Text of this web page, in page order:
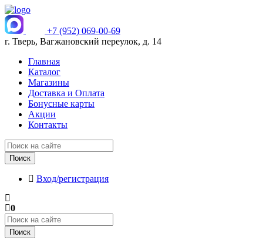
+7 (952) 069-00-69
г. Тверь, Вагжановский переулок, д. 14
Главная
Каталог
Магазины
Доставка и Оплата
Бонусные карты
Акции
Контакты
Поиск
Вход/регистрация
0
Поиск